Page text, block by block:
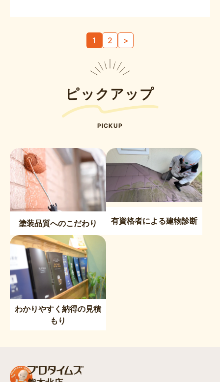
1 2 >
ピックアップ
PICKUP
塗装品質へのこだわり 有資格者による建物診断
わかりやすく納得の見積
もり